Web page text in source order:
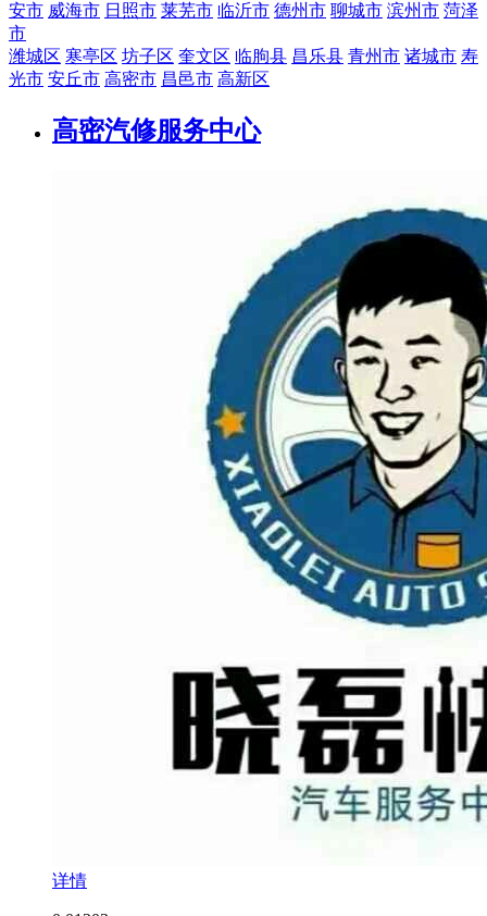
安市 威海市 日照市 莱芜市 临沂市 德州市 聊城市 滨州市 菏泽
市
潍城区 寒亭区 坊子区 奎文区 临朐县 昌乐县 青州市 诸城市 寿
光市 安丘市 高密市 昌邑市 高新区
高密汽修服务中心
详情